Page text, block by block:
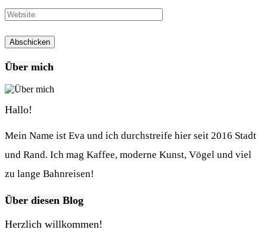
Über mich
Hallo!
Mein Name ist Eva und ich durchstreife hier seit 2016 Stadt
und Rand. Ich mag Kaffee, moderne Kunst, Vögel und viel
zu lange Bahnreisen!
Über diesen Blog
Herzlich willkommen!